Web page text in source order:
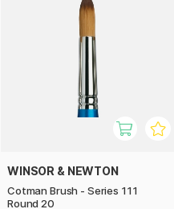
WINSOR & NEWTON
Cotman Brush - Series 111
Round 20